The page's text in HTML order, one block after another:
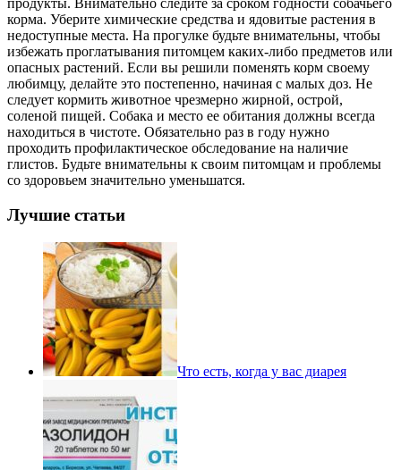
продукты. Внимательно следите за сроком годности собачьего
корма. Уберите химические средства и ядовитые растения в
недоступные места. На прогулке будьте внимательны, чтобы
избежать проглатывания питомцем каких-либо предметов или
опасных растений. Если вы решили поменять корм своему
любимцу, делайте это постепенно, начиная с малых доз. Не
следует кормить животное чрезмерно жирной, острой,
соленой пищей. Собака и место ее обитания должны всегда
находиться в чистоте. Обязательно раз в году нужно
проходить профилактическое обследование на наличие
глистов. Будьте внимательны к своим питомцам и проблемы
со здоровьем значительно уменьшатся.
Лучшие статьи
Что есть, когда у вас диарея